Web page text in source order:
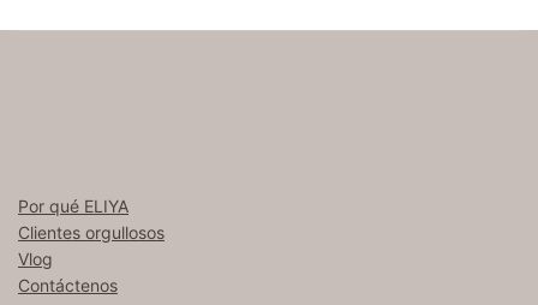
Por qué ELIYA
Clientes orgullosos
Vlog
Contáctenos